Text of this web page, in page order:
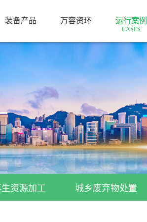
装备产品 万容资环 运行案例
CASES
资源加工 城乡废弃物处置